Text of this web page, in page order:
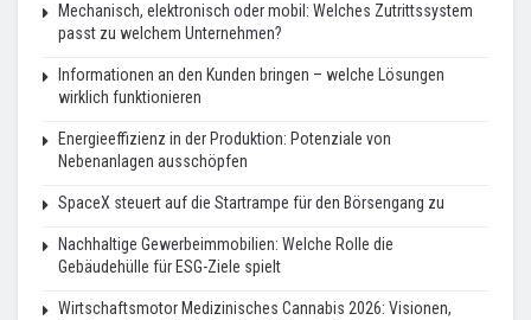
Mechanisch, elektronisch oder mobil: Welches Zutrittssystem
passt zu welchem Unternehmen?
Informationen an den Kunden bringen – welche Lösungen
wirklich funktionieren
Energieeffizienz in der Produktion: Potenziale von
Nebenanlagen ausschöpfen
SpaceX steuert auf die Startrampe für den Börsengang zu
Nachhaltige Gewerbeimmobilien: Welche Rolle die
Gebäudehülle für ESG-Ziele spielt
Wirtschaftsmotor Medizinisches Cannabis 2026: Visionen,